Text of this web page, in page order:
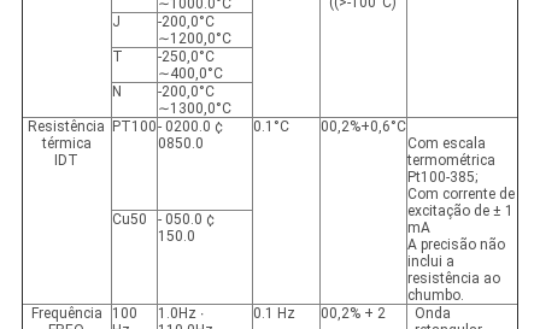
∼1000.0°C
J
-200,0°C
∼1200,0°C
T
-250,0°C
∼400,0°C
N
-200,0°C
∼1300,0°C
Resistência
térmica
IDT
PT100- 0200.0 ¢
0850.0
0.1°C
00,2%+0,6°C
Com escala
termométrica
Pt100-385;
Com corrente de
excitação de ± 1
mA
A precisão não
inclui a
resistência ao
chumbo.
Cu50
- 050.0 ¢
150.0
Frequência
100
1.0Hz ∙
0.1 Hz 00,2% + 2
Onda